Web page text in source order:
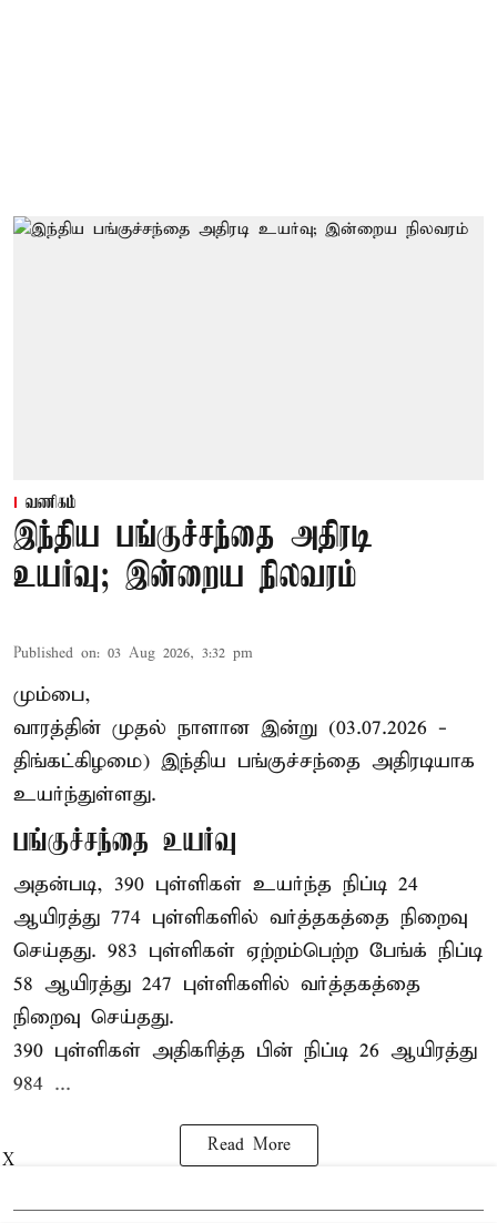
வணிகம்
இந்திய பங்குச்சந்தை அதிரடி
உயர்வு; இன்றைய நிலவரம்
Published on: 03 Aug 2026, 3:32 pm
மும்பை,
வாரத்தின் முதல் நாளான இன்று (03.07.2026 -
திங்கட்கிழமை) இந்திய பங்குச்சந்தை அதிரடியாக
உயர்ந்துள்ளது.
பங்குச்சந்தை உயர்வு
அதன்படி, 390 புள்ளிகள் உயர்ந்த நிப்டி 24
ஆயிரத்து 774 புள்ளிகளில் வர்த்தகத்தை நிறைவு
செய்தது. 983 புள்ளிகள் ஏற்றம்பெற்ற பேங்க் நிப்டி
58 ஆயிரத்து 247 புள்ளிகளில் வர்த்தகத்தை
நிறைவு செய்தது.
390 புள்ளிகள் அதிகரித்த பின் நிப்டி 26 ஆயிரத்து
984 ...
Read More
X